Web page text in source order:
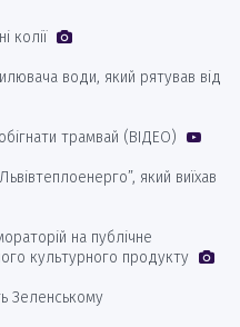
колії
води, який рятував від
трамвай (ВІДЕО)
який виїхав
на публічне
культурного продукту
Зеленському